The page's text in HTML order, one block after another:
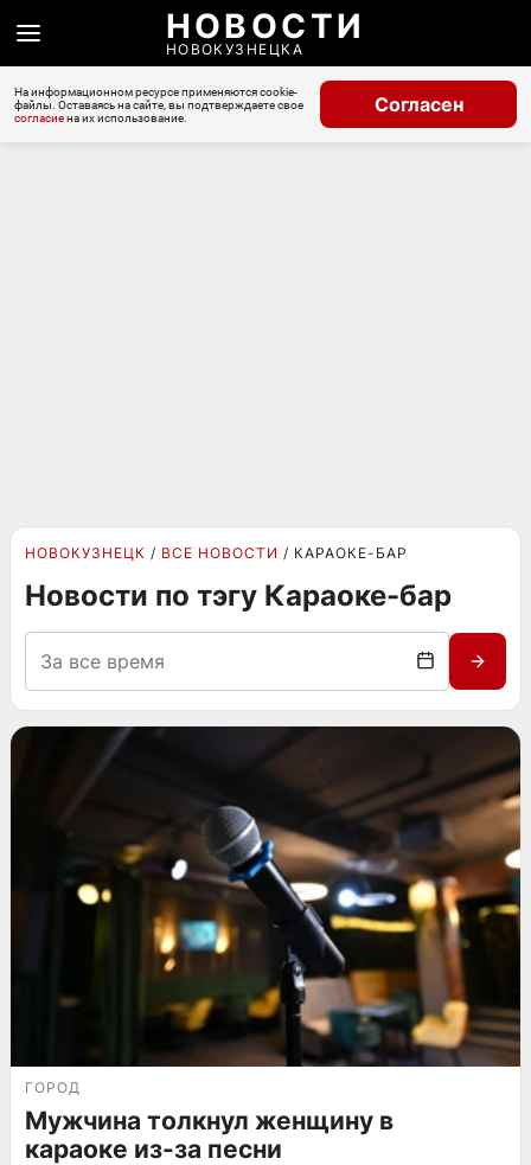
НОВОСТИ
НОВОКУЗНЕЦКА
На информационном ресурсе применяются cookie-
файлы. Оставаясь на сайте, вы подтверждаете свое
согласиена их использование.
Согласен
НОВОКУЗНЕЦК ВСЕ НОВОСТИ КАРАОКЕ-БАР
Новости по тэгу Караоке-бар
ГОРОД
Мужчина толкнул женщину в
караоке из-за песни